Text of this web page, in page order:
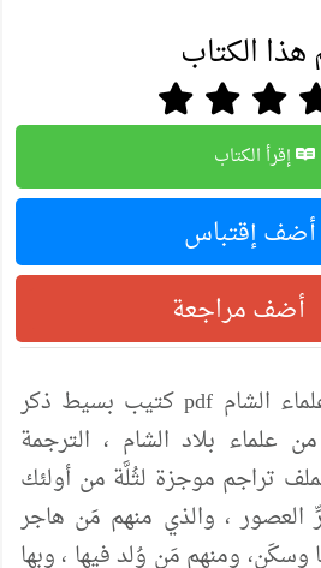
الكتاب
إقرأ الكتاب
أضف إقتباس
أضف مراجعة
تحميل كتاب تراجم علماء الشام pdf كتيب بسيط ذكر
67 عالم من علماء بلاد الشام ، الترجمة
تراجم موجزة لثُلَّة من أولئك
العصور ، والذي منهم مَن هاجر
وسكَن، ومنهم مَن وُلد فيها ، وبها